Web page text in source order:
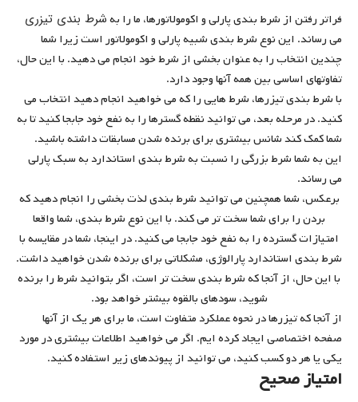
فراتر رفتن از شرط بندی پارلی و اکومولاتورها، ما را بهشرط بندی تیزری
می رساند. این نوع شرط بندی شبیه پارلی و اکومولاتور است زیرا شما
چندین انتخاب را به عنوان بخشی از شرط خود انجام می دهید. با این حال،
تفاوتهای اساسی بین همه آنها وجود دارد.
با شرط بندی تیزرها، شرط هایی را که می خواهید انجام دهید انتخاب می
کنید. در مرحله بعد، می توانید نقطه گسترها را به نفع خود جابجا کنید تا به
شما کمک کند شانس بیشتری برای برنده شدن مسابقات داشته باشید.
این به شما شرط بزرگی را نسبت به شرط بندی استاندارد به سبک پارلی
می رساند.
برعکس، شما همچنین می توانید شرط بندی لذت بخشی را انجام دهید که
بردن را برای شما سخت تر می کند. با این نوع شرط بندی، شما واقعا
امتیازات گسترده را به نفع خود جابجا می کنید. در اینجا، شما در مقایسه با
شرط بندی استاندارد پارالوژی، مشکلاتی برای برنده شدن خواهید داشت.
با این حال، از آنجا که شرط بندی سخت تر است، اگر بتوانید شرط را برنده
شوید، سودهای بالقوه بیشتر خواهد بود.
از آنجا که تیزرها در نحوه عملکرد متفاوت است، ما برای هر یک از آنها
صفحه اختصاصی ایجاد کرده ایم. اگر می خواهید اطلاعات بیشتری در مورد
یکی یا هر دو کسب کنید، می توانید از پیوندهای زیر استفاده کنید.
امتیاز صحیح